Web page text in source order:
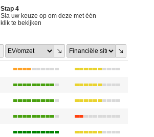
Stap 4
Sla uw keuze op om deze met één
klik te bekijken